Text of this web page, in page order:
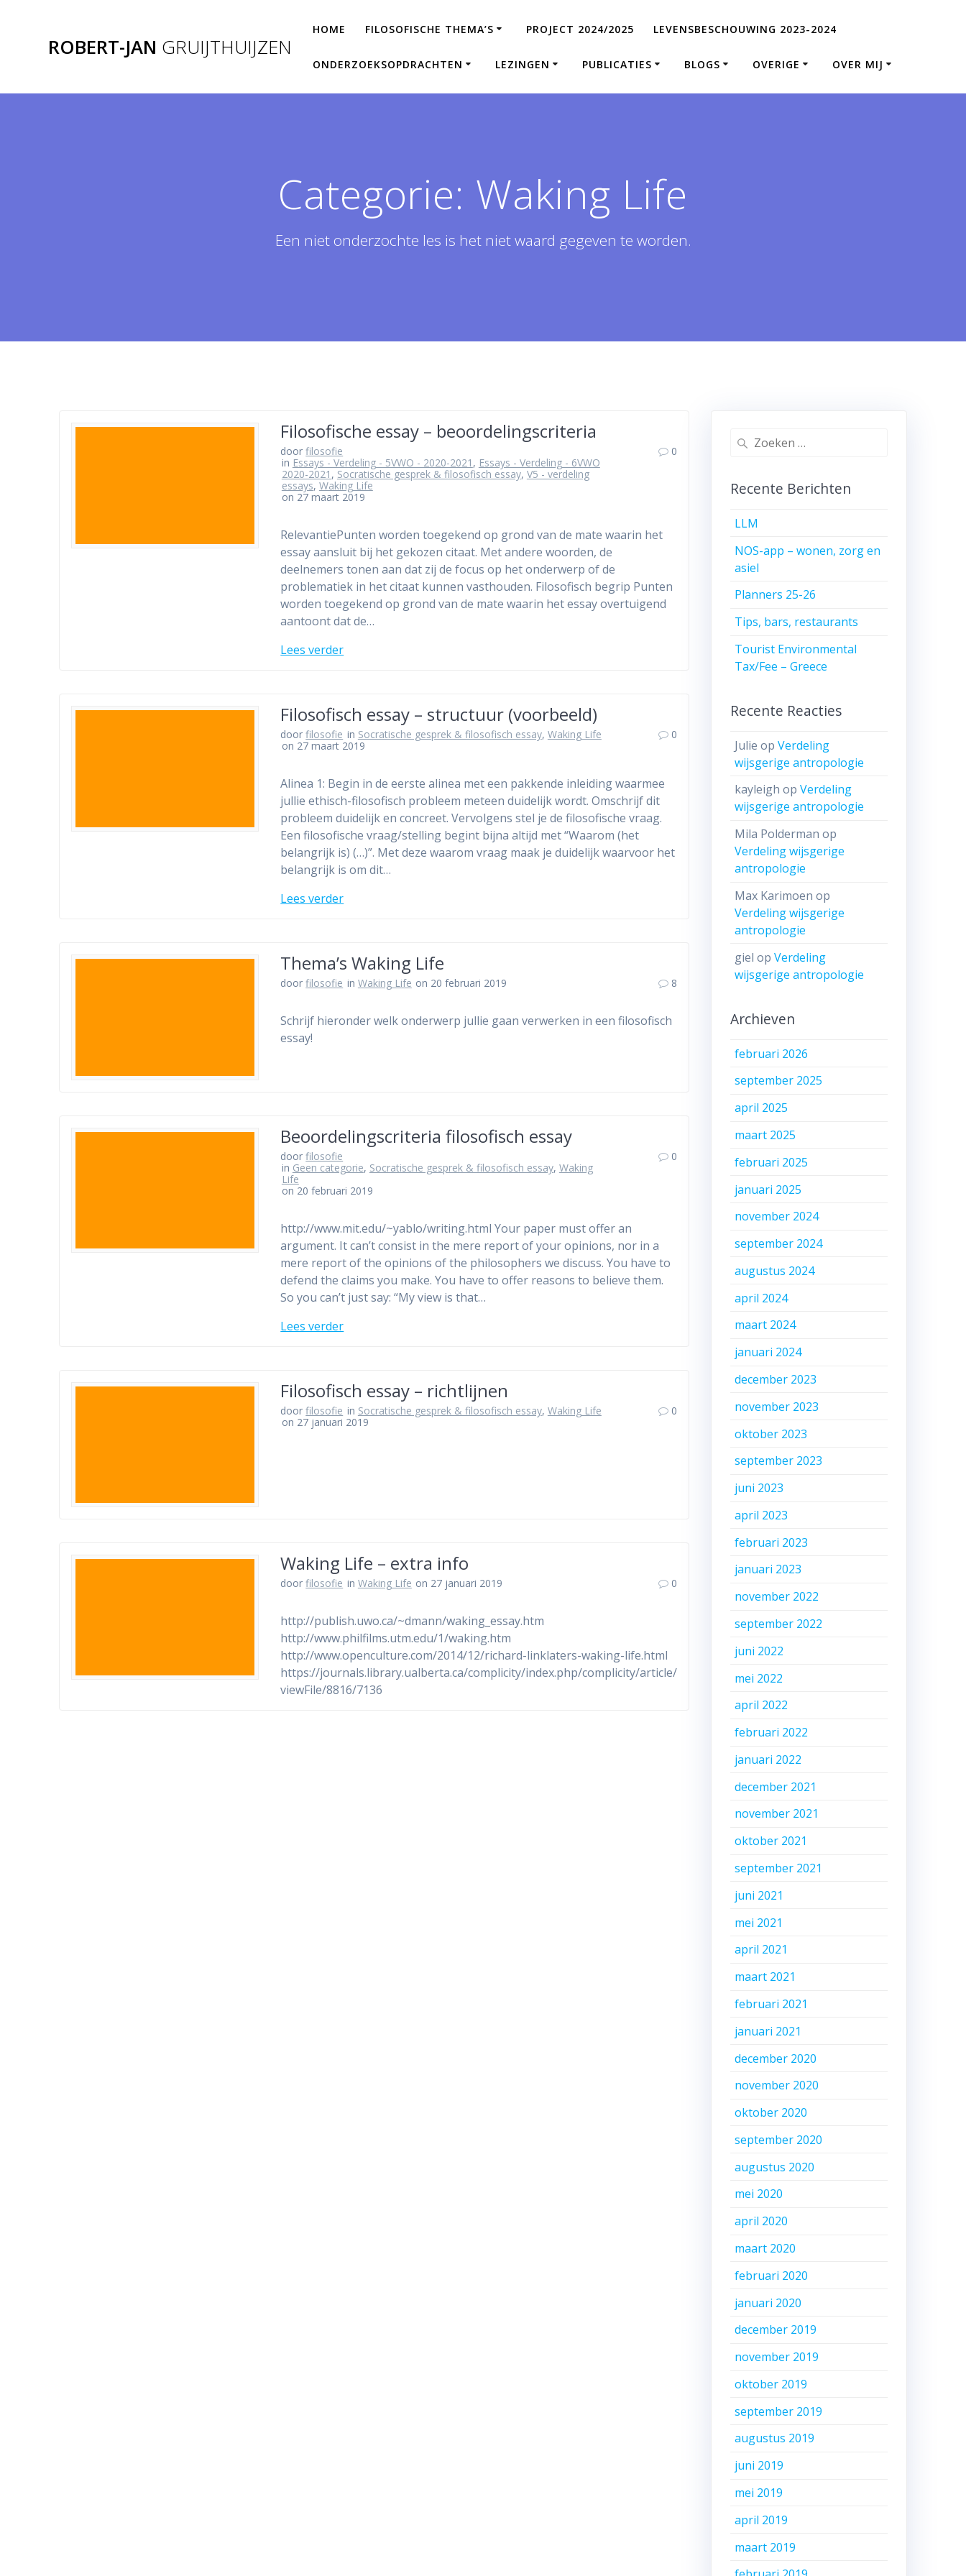
ROBERT-JAN GRUIJTHUIJZEN
HOME FILOSOFISCHE THEMA’S PROJECT 2024/2025 LEVENSBESCHOUWING 2023-2024
ONDERZOEKSOPDRACHTEN LEZINGEN PUBLICATIES BLOGS OVERIGE OVER MIJ
Categorie: Waking Life
Een niet onderzochte les is het niet waard gegeven te worden.
Filosofische essay – beoordelingscriteria
doorfilosofie
in Essays - Verdeling - 5VWO - 2020-2021 , Essays - Verdeling - 6VWO
2020-2021 , Socratische gesprek & filosofisch essay, V5 - verdeling
essays, Waking Life
on 27 maart 2019
0
RelevantiePunten worden toegekend op grond van de mate waarin het
essay aansluit bij het gekozen citaat. Met andere woorden, de
deelnemers tonen aan dat zij de focus op het onderwerp of de
problematiek in het citaat kunnen vasthouden. Filosofisch begrip Punten
worden toegekend op grond van de mate waarin het essay overtuigend
aantoont dat de…
Lees verder
Filosofisch essay – structuur (voorbeeld)
doorfilosofie in Socratische gesprek & filosofisch essay, Waking Life
on 27 maart 2019
0
Alinea 1: Begin in de eerste alinea met een pakkende inleiding waarmee
jullie ethisch-filosofisch probleem meteen duidelijk wordt. Omschrijf dit
probleem duidelijk en concreet. Vervolgens stel je de filosofische vraag.
Een filosofische vraag/stelling begint bijna altijd met “Waarom (het
belangrijk is) (…)”. Met deze waarom vraag maak je duidelijk waarvoor het
belangrijk is om dit…
Lees verder
Thema’s Waking Life
doorfilosofie in Waking Life on 20 februari 2019 8
Schrijf hieronder welk onderwerp jullie gaan verwerken in een filosofisch
essay!
Beoordelingscriteria filosofisch essay
doorfilosofie
in Geen categorie, Socratische gesprek & filosofisch essay, Waking
Life
on 20 februari 2019
0
http://www.mit.edu/~yablo/writing.html Your paper must offer an
argument. It can’t consist in the mere report of your opinions, nor in a
mere report of the opinions of the philosophers we discuss. You have to
defend the claims you make. You have to offer reasons to believe them.
So you can’t just say: “My view is that…
Lees verder
Filosofisch essay – richtlijnen
doorfilosofie in Socratische gesprek & filosofisch essay, Waking Life
on 27 januari 2019
0
Waking Life – extra info
doorfilosofie in Waking Life on 27 januari 2019 0
http://publish.uwo.ca/~dmann/waking_essay.htm
http://www.philfilms.utm.edu/1/waking.htm
http://www.openculture.com/2014/12/richard-linklaters-waking-life.html
https://journals.library.ualberta.ca/complicity/index.php/complicity/article/
viewFile/8816/7136
Zoeken
Recente Berichten
LLM
NOS-app – wonen, zorg en
asiel
Planners 25-26
Tips, bars, restaurants
Tourist Environmental
Tax/Fee – Greece
Recente Reacties
Julie opVerdeling
wijsgerige antropologie
kayleigh opVerdeling
wijsgerige antropologie
Mila Polderman op
Verdeling wijsgerige
antropologie
Max Karimoen op
Verdeling wijsgerige
antropologie
giel opVerdeling
wijsgerige antropologie
Archieven
februari 2026
september 2025
april 2025
maart 2025
februari 2025
januari 2025
november 2024
september 2024
augustus 2024
april 2024
maart 2024
januari 2024
december 2023
november 2023
oktober 2023
september 2023
juni 2023
april 2023
februari 2023
januari 2023
november 2022
september 2022
juni 2022
mei 2022
april 2022
februari 2022
januari 2022
december 2021
november 2021
oktober 2021
september 2021
juni 2021
mei 2021
april 2021
maart 2021
februari 2021
januari 2021
december 2020
november 2020
oktober 2020
september 2020
augustus 2020
mei 2020
april 2020
maart 2020
februari 2020
januari 2020
december 2019
november 2019
oktober 2019
september 2019
augustus 2019
juni 2019
mei 2019
april 2019
maart 2019